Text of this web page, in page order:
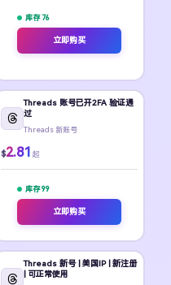
库存 76
立即购买
Threads 账号已开2FA 验证通
过
Threads 新账号
$2.81 起
库存 99
立即购买
Threads 新号 | 美国IP | 新注册
| 可正常使用